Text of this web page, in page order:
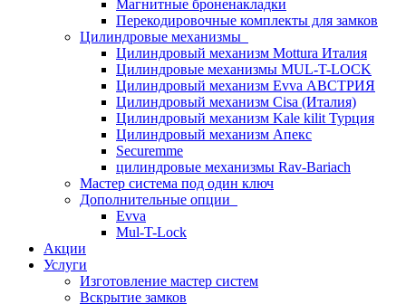
Магнитные броненакладки
Перекодировочные комплекты для замков
Цилиндровые механизмы
Цилиндровый механизм Mottura Италия
Цилиндровые механизмы MUL-T-LOCK
Цилиндровый механизм Evva АВСТРИЯ
Цилиндровый механизм Cisa (Италия)
Цилиндровый механизм Kale kilit Турция
Цилиндровый механизм Апекс
Securemme
цилиндровые механизмы Rav-Bariach
Мастер система под один ключ
Дополнительные опции
Evva
Mul-T-Lock
Акции
Услуги
Изготовление мастер систем
Вскрытие замков